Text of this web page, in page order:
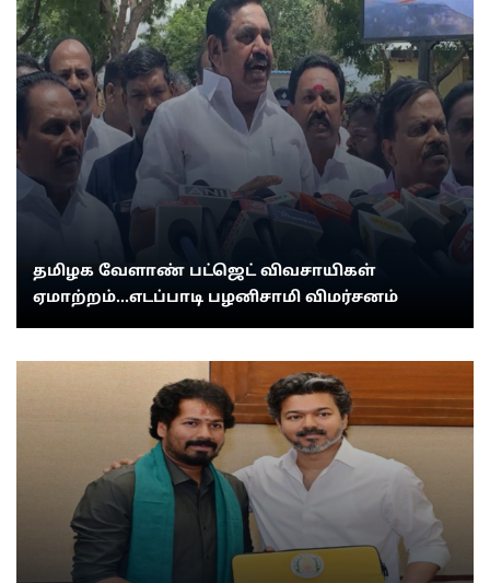
தமிழக வேளாண் பட்ஜெட் விவசாயிகள்
ஏமாற்றம்...எடப்பாடி பழனிசாமி விமர்சனம்